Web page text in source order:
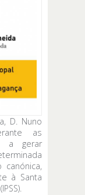
D. Nuno
as
a gerar
canónica,
à Santa